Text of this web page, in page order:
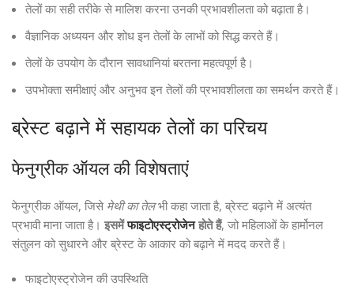
तेलों का सही तरीके से मालिश करना उनकी प्रभावशीलता को बढ़ाता है।
वैज्ञानिक अध्ययन और शोध इन तेलों के लाभों को सिद्ध करते हैं।
तेलों के उपयोग के दौरान सावधानियां बरतना महत्वपूर्ण है।
उपभोक्ता समीक्षाएं और अनुभव इन तेलों की प्रभावशीलता का समर्थन करते हैं।
ब्रेस्ट बढ़ाने में सहायक तेलों का परिचय
फेनुग्रीक ऑयल की विशेषताएं
फेनुग्रीक ऑयल, जिसे मेथी का तेलभी कहा जाता है, ब्रेस्ट बढ़ाने में अत्यंत
प्रभावी माना जाता है। इसमेंफाइटोएस्ट्रोजेनहोते हैं, जो महिलाओं के हार्मोनल
संतुलन को सुधारने और ब्रेस्ट के आकार को बढ़ाने में मदद करते हैं।
फाइटोएस्ट्रोजेन की उपस्थिति